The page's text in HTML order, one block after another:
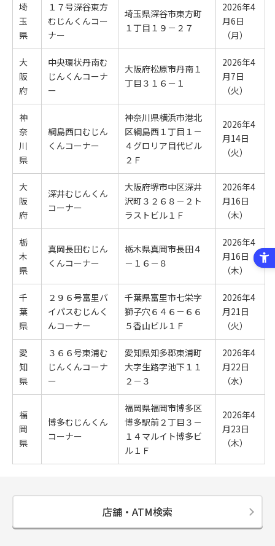
埼
玉
県
１７号深谷東方
むじんくんコー
ナー
埼玉県深谷市東方町
１丁目１９－２７
2026年4
月6日
（月）
大
阪
府
中央環状丹南む
じんくんコーナ
ー
大阪府松原市丹南１
丁目３１６－１
2026年4
月7日
（火）
神
奈
川
県
綱島西口むじん
くんコーナー
神奈川県横浜市港北
区綱島西１丁目１－
４グロリア目代ビル
２Ｆ
2026年4
月14日
（火）
大
阪
府
深井むじんくん
コーナー
大阪府堺市中区深井
沢町３２６８－２ト
ラストビル１Ｆ
2026年4
月16日
（木）
栃
木
県
真岡長田むじん
くんコーナー
栃木県真岡市長田４
－１６－８
2026年4
月16日
（木）
千
葉
県
２９６号富里バ
イパスむじんく
んコーナー
千葉県富里市七栄字
獅子穴６４６－６６
５香山ビル１Ｆ
2026年4
月21日
（火）
愛
知
県
３６６号東浦む
じんくんコーナ
ー
愛知県知多郡東浦町
大字生路字池下１１
２－３
2026年4
月22日
（水）
福
岡
県
博多むじんくん
コーナー
福岡県福岡市博多区
博多駅前２丁目３－
１４マルイト博多ビ
ル１Ｆ
2026年4
月23日
（木）
店舗・ATM検索